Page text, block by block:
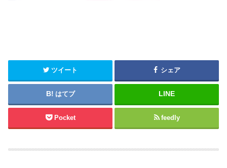
ツイート シェア
はてブ
Pocket feedly